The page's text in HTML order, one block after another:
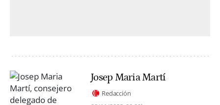
Josep Maria Martí
Redacción